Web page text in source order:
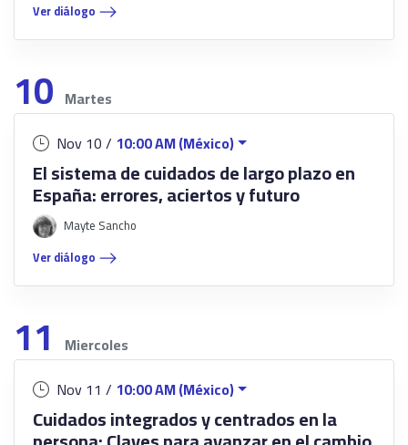
Ver diálogo
10 Martes
Nov 10 / 10:00 AM (México)
El sistema de cuidados de largo plazo en
España: errores, aciertos y futuro
Mayte Sancho
Ver diálogo
11 Miercoles
Nov 11 / 10:00 AM (México)
Cuidados integrados y centrados en la